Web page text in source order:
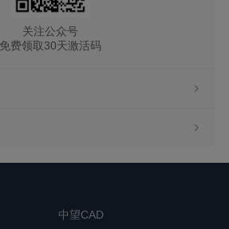
关注公众号
免费领取30天激活码
中望CAD